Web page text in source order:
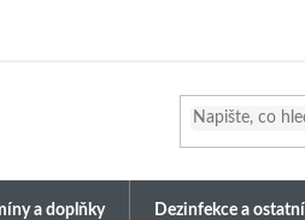
a doplňky Dezinfekce a ostatní